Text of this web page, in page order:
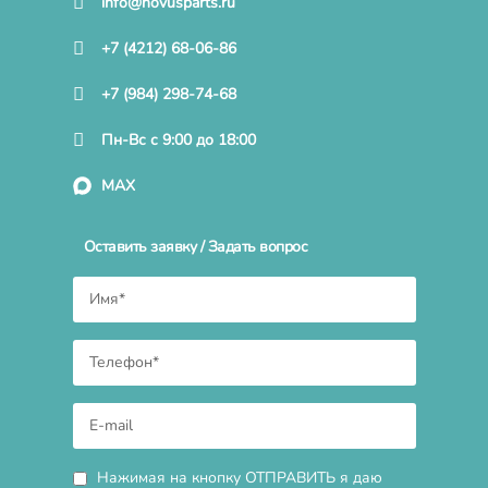
+7 (4212) 68-06-86
+7 (984) 298-74-68
Пн-Вс с 9:00 до 18:00
MAX
Оставить заявку / Задать вопрос
Нажимая на кнопку ОТПРАВИТЬ я даю